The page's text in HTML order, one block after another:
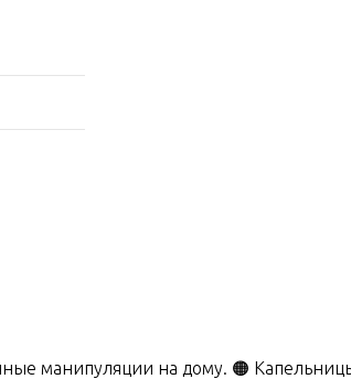
манипуляции на дому. 🟠